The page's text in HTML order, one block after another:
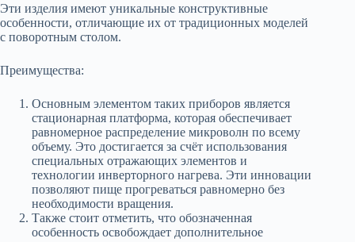
Эти изделия имеют уникальные конструктивные
особенности, отличающие их от традиционных моделей
с поворотным столом.
Преимущества:
Основным элементом таких приборов является
стационарная платформа, которая обеспечивает
равномерное распределение микроволн по всему
объему. Это достигается за счёт использования
специальных отражающих элементов и
технологии инверторного нагрева. Эти инновации
позволяют пище прогреваться равномерно без
необходимости вращения.
Также стоит отметить, что обозначенная
особенность освобождает дополнительное